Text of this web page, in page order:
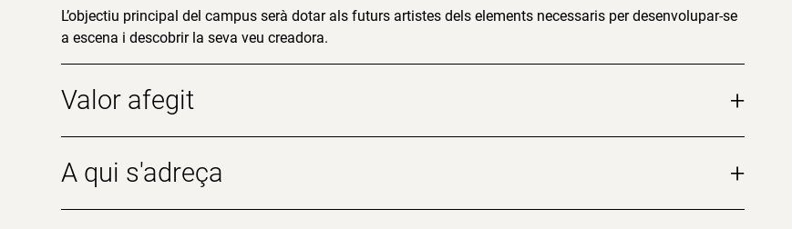
L’objectiu principal del campus serà dotar als futurs artistes dels elements necessaris per desenvolupar-se
a escena i descobrir la seva veu creadora.
Valor afegit +
A qui s'adreça +